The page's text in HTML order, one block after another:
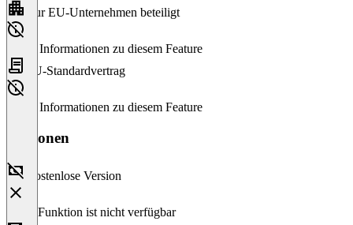
Nur EU-Unternehmen beteiligt
Keine Informationen zu diesem Feature
EU-Standardvertrag
Keine Informationen zu diesem Feature
Versionen
Kostenlose Version
Diese Funktion ist nicht verfügbar